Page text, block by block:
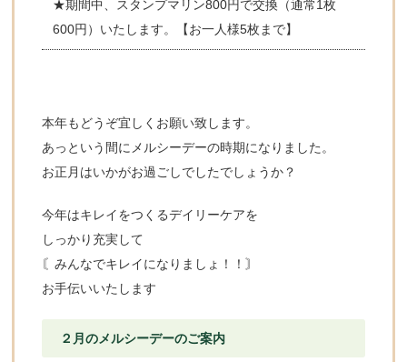
★期間中、スタンプマリン800円で交換（通常1枚
600円）いたします。【お一人様5枚まで】
本年もどうぞ宜しくお願い致します。
あっという間にメルシーデーの時期になりました。
お正月はいかがお過ごしでしたでしょうか？
今年はキレイをつくるデイリーケアを
しっかり充実して
〘みんなでキレイになりましょ！！〙
お手伝いいたします
２月のメルシーデーのご案内